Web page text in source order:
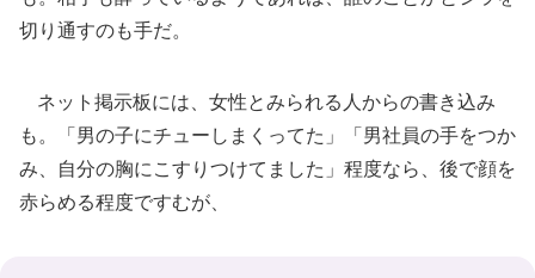
切り通すのも手だ。
ネット掲示板には、女性とみられる人からの書き込み
も。「男の子にチューしまくってた」「男社員の手をつか
み、自分の胸にこすりつけてました」程度なら、後で顔を
赤らめる程度ですむが、